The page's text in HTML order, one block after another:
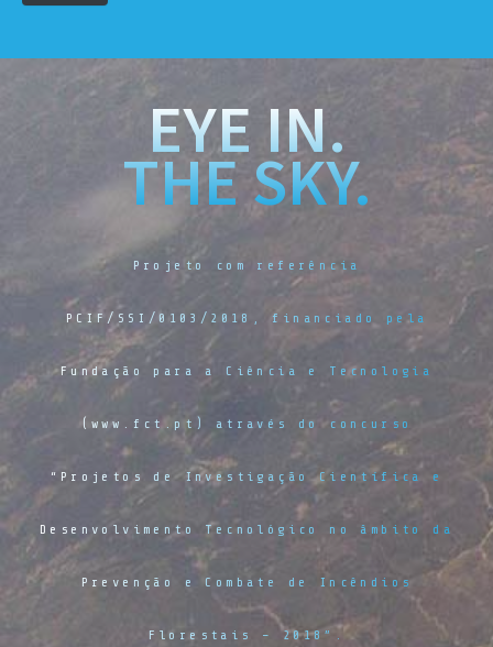
EYE IN.
THE SKY.
Projeto com referência
PCIF/SSI/0103/2018, financiado pela
Fundação para a Ciência e Tecnologia
(www.fct.pt) através do concurso
“Projetos de Investigação Científica e
Desenvolvimento Tecnológico no âmbito da
Prevenção e Combate de Incêndios
Florestais – 2018”.